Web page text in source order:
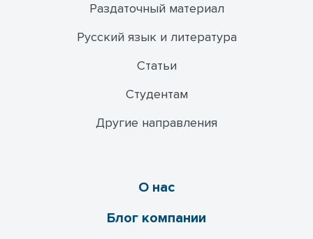
Раздаточный материал
Русский язык и литература
Статьи
Студентам
Другие направления
О нас
Блог компании